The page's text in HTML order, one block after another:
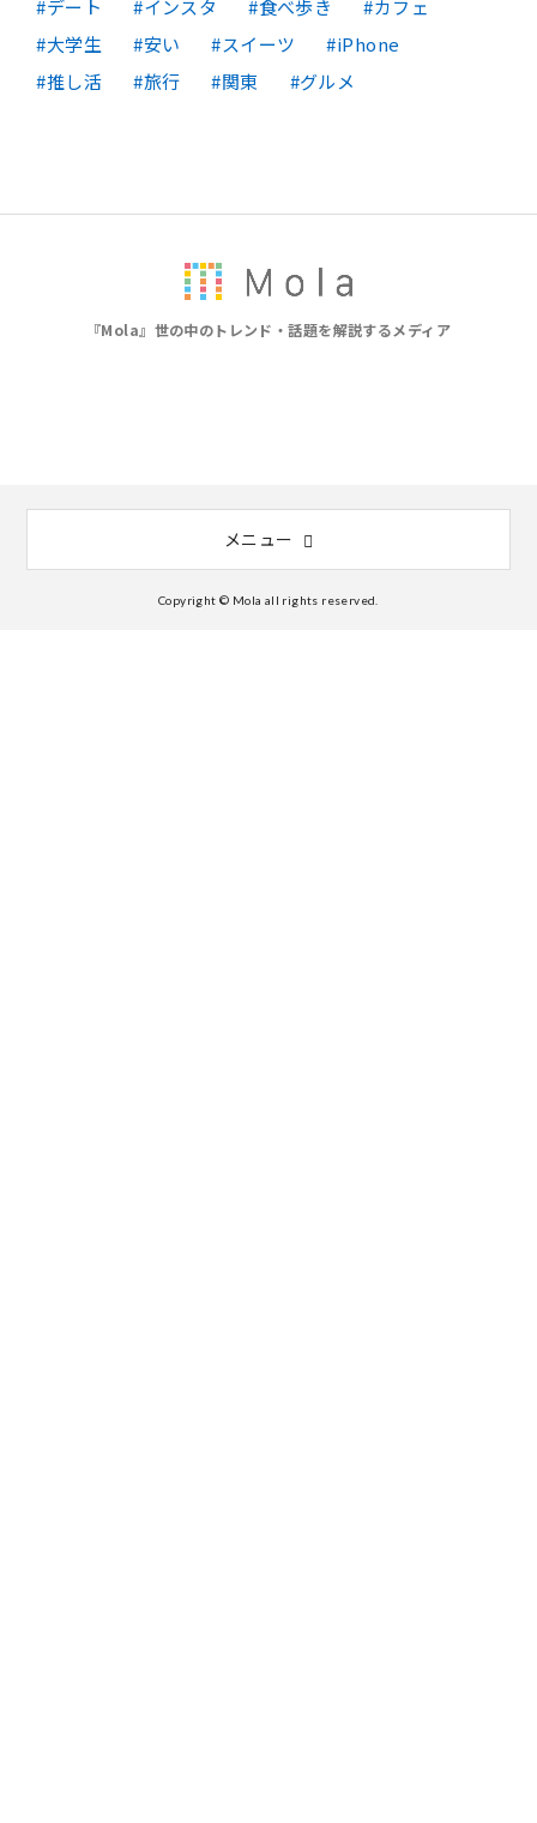
デート
インスタ 食べ歩き
カフェ
大学生
安い スイーツ
iPhone
推し活
旅行 関東 グルメ
『Mola』世の中のトレンド・話題を解説するメディア
メニュー
Copyright © Mola all rights reserved.